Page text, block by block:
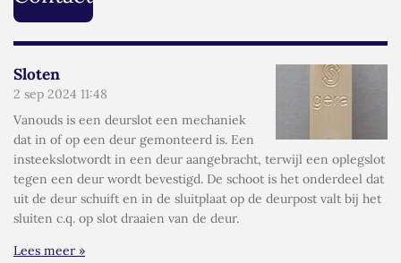
Sloten
2 sep 2024 11:48
Vanouds is een deurslot een mechaniek
dat in of op een deur gemonteerd is. Een
insteekslotwordt in een deur aangebracht, terwijl een oplegslot
tegen een deur wordt bevestigd. De schoot is het onderdeel dat
uit de deur schuift en in de sluitplaat op de deurpost valt bij het
sluiten c.q. op slot draaien van de deur.
Lees meer »